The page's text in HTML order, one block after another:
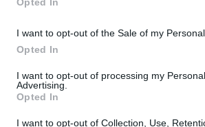
I want to opt-out of the Sale of my Personal
Opted In
I want to opt-out of processing my
Advertising.
Opted In
I want to opt-out of Collection, Use,